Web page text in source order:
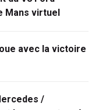
Mans virtuel
avec la victoire
/